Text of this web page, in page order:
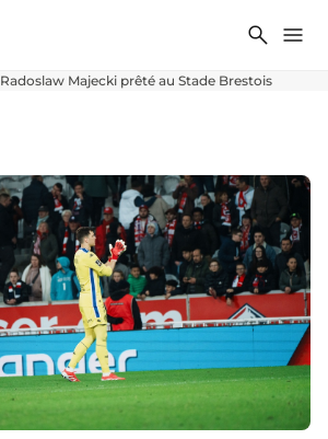
Radoslaw Majecki prêté au Stade Brestois